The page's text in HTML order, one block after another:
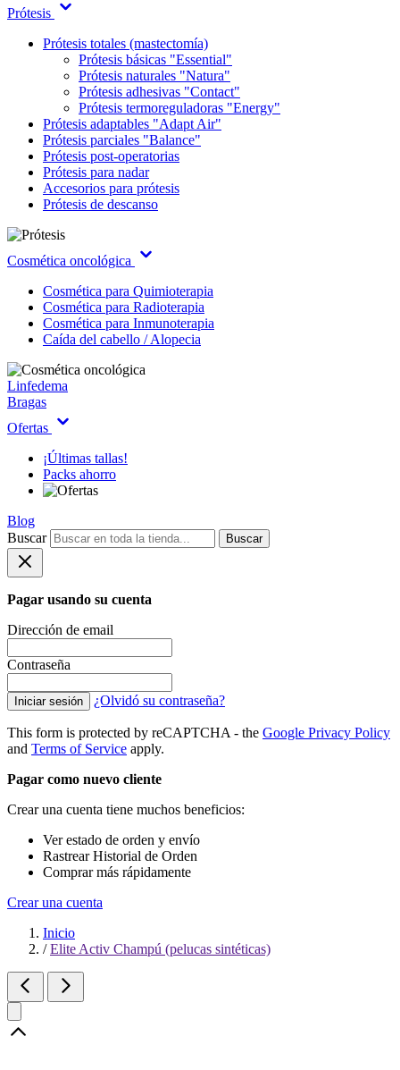
Prótesis
Prótesis totales (mastectomía)
Prótesis básicas "Essential"
Prótesis naturales "Natura"
Prótesis adhesivas "Contact"
Prótesis termoreguladoras "Energy"
Prótesis adaptables "Adapt Air"
Prótesis parciales "Balance"
Prótesis post-operatorias
Prótesis para nadar
Accesorios para prótesis
Prótesis de descanso
Cosmética oncológica
Cosmética para Quimioterapia
Cosmética para Radioterapia
Cosmética para Inmunoterapia
Caída del cabello / Alopecia
Linfedema
Bragas
Ofertas
¡Últimas tallas!
Packs ahorro
Blog
Buscar
Buscar
Pagar usando su cuenta
Dirección de email
Contraseña
Iniciar sesión ¿Olvidó su contraseña?
This form is protected by reCAPTCHA - the Google Privacy Policy
and Terms of Service apply.
Pagar como nuevo cliente
Crear una cuenta tiene muchos beneficios:
Ver estado de orden y envío
Rastrear Historial de Orden
Comprar más rápidamente
Crear una cuenta
Inicio
/ Elite Activ Champú (pelucas sintéticas)